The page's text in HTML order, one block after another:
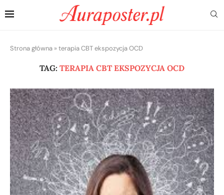
Strona główna » terapia CBT ekspozycja OCD
TAG: TERAPIA CBT EKSPOZYCJA OCD